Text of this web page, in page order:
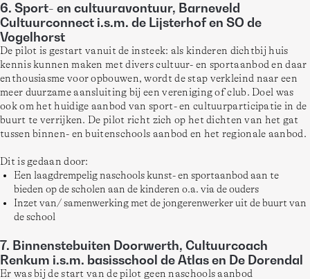
6. Sport- en cultuuravontuur, Barneveld
Cultuurconnect i.s.m. de Lijsterhof en SO de
Vogelhorst
De pilot is gestart vanuit de insteek: als kinderen dichtbij huis
kennis kunnen maken met divers cultuur- en sportaanbod en daar
enthousiasme voor opbouwen, wordt de stap verkleind naar een
meer duurzame aansluiting bij een vereniging of club. Doel was
ook om het huidige aanbod van sport- en cultuurparticipatie in de
buurt te verrijken. De pilot richt zich op het dichten van het gat
tussen binnen- en buitenschools aanbod en het regionale aanbod.
Dit is gedaan door:
Een laagdrempelig naschools kunst- en sportaanbod aan te
bieden op de scholen aan de kinderen o.a. via de ouders
Inzet van/ samenwerking met de jongerenwerker uit de buurt van
de school
7. Binnenstebuiten Doorwerth, Cultuurcoach
Renkum i.s.m. basisschool de Atlas en De Dorendal
Er was bij de start van de pilot geen naschools aanbod